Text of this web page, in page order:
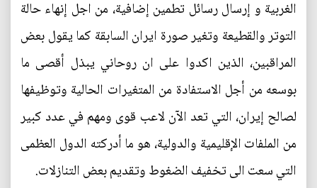
الغربية و إرسال رسائل تطمين إضافية، من اجل إنهاء حالة
التوتر والقطيعة وتغير صورة ايران السابقة كما يقول بعض
المراقبين، الذين اكدوا على ان روحاني يبذل أقصى ما
بوسعه من أجل الاستفادة من المتغيرات الحالية وتوظيفها
لصالح إيران، التي تعد الآن لاعب قوى ومهم في عدد كبير
من الملفات الإقليمية والدولية، هو ما أدركته الدول العظمى
التي سعت الى تخفيف الضغوط وتقديم بعض التنازلات.